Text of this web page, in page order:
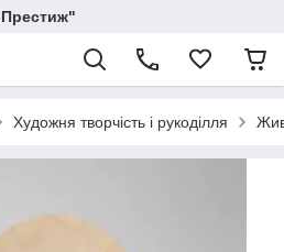
Престиж"
Художня творчість і рукоділля